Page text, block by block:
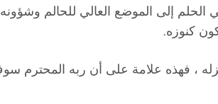
إلى الموضع العالي للحالم
كنوزه.
، فهذه علامة على أن ربه المحترم